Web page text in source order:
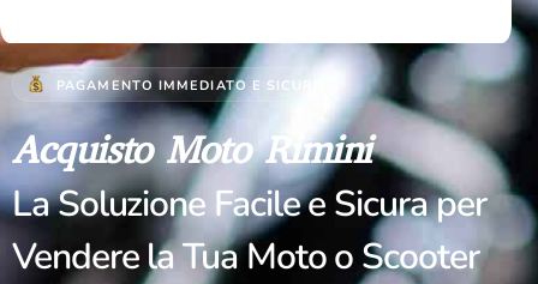
PAGAMENTO IMMEDIATO E SICURO
AcquistoMoto Rimini
La Soluzione Facile e Sicura per
Vendere la Tua Moto o Scooter